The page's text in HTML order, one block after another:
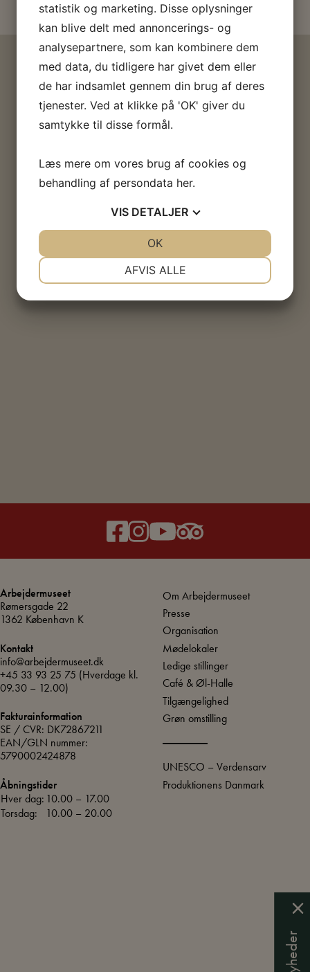
HVIS DU SYNES, EMNET ER SPÆNDENDE
UDSTILLINGER
Læs mere
Arbejdermuseet
Rømersgade 22
1362 København K
Kontakt
info@arbejdermuseet.dk
+45 33 93 25 75 (Hverdage kl.
09.30 – 12.00)
Fakturainformation
SE / CVR: DK72867211
EAN/GLN nummer:
5790002424878
Åbningstider
Hver dag: 10.00 – 17.00
Torsdag:
10.00 – 20.00
Om Arbejdermuseet
Presse
Organisation
Mødelokaler
Ledige stillinger
Café & Øl-Halle
Tilgængelighed
Grøn omstilling
UNESCO – Verdensarv
Produktionens Danmark
statistik og marketing. Disse oplysninger
kan blive delt med annoncerings- og
analysepartnere, som kan kombinere dem
med data, du tidligere har givet dem eller
de har indsamlet gennem din brug af deres
tjenester. Ved at klikke på 'OK' giver du
samtykke til disse formål.
Læs mere om vores brug af cookies og
behandling af persondata her.
VIS DETALJER
AFVIS ALLE
OK